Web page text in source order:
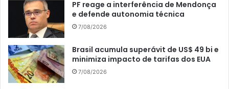
PF reage a interferência de Mendonça
e defende autonomia técnica
7/08/2026
Brasil acumula superávit de US$ 49 bi e
minimiza impacto de tarifas dos EUA
7/08/2026